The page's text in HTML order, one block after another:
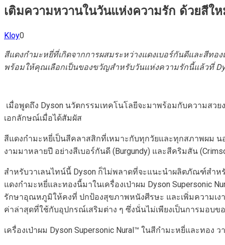
เติมความหวานในวันแห่งความรัก ด้วยสีใ
Kloy0
สีแดงกำมะหยี่ที่เกิดจากการผสมระหว่างแดงเบอร์กันดีและสีทอ
พร้อมให้คุณเลือกเป็นของขวัญสำหรับวันแห่งความรักนี้แล้วที่
เมื่อพูดถึง Dyson นวัตกรรมเทคโนโลยีจะมาพร้อมกับความสว
เอกลักษณ์เมื่อได้สัมผัส
สีแดงกำมะหยี่เป็นสีคลาสสิกที่เหมาะกับทุกวัยและทุกสภาพผม น
งามมาหลายปี อย่างสีเบอร์กันดี (Burgundy) และสีคริมสัน
สำหรับวาเลนไทน์นี้ Dyson ก็ไม่พลาดที่จะแนะนำผลิตภัณฑ์สำ
แดงกำมะหยี่และทองนี้มาในเครื่องเป่าผม Dyson Supersonic
รักษาอุณหภูมิให้คงที่ ปกป้องสุขภาพหนังศีรษะ และเพิ่มความเง
ค่าล่าสุดที่ใช้กับอุปกรณ์เสริมต่าง ๆ ซึ่งนั่นไม่เพียงเป็นการมอ
เครื่องเป่าผม Dyson Supersonic Nural™ ในสีกำมะหยี่และทอง